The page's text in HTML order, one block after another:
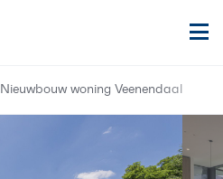
Nieuwbouw woning Veenendaal